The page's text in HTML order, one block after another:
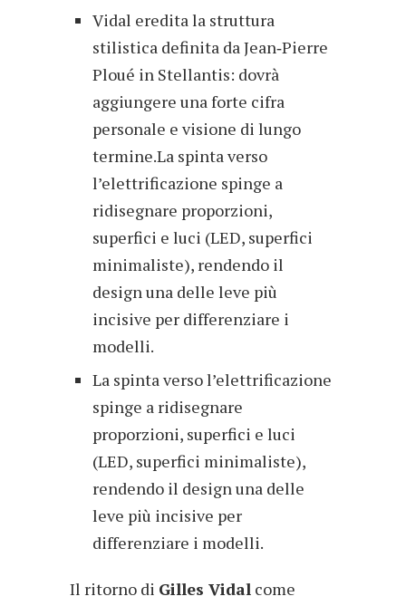
Vidal eredita la struttura
stilistica definita da Jean‑Pierre
Ploué in Stellantis: dovrà
aggiungere una forte cifra
personale e visione di lungo
termine.La spinta verso
l’elettrificazione spinge a
ridisegnare proporzioni,
superfici e luci (LED, superfici
minimaliste), rendendo il
design una delle leve più
incisive per differenziare i
modelli.
La spinta verso l’elettrificazione
spinge a ridisegnare
proporzioni, superfici e luci
(LED, superfici minimaliste),
rendendo il design una delle
leve più incisive per
differenziare i modelli.
Il ritorno di Gilles Vidal come